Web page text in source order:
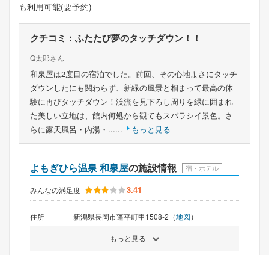
も利用可能(要予約)
クチコミ：ふたたび夢のタッチダウン！！
Q太郎さん
和泉屋は2度目の宿泊でした。前回、その心地よさにタッチ
ダウンしたにも関わらず、新緑の風景と相まって最高の体
験に再びタッチダウン！渓流を見下ろし周りを緑に囲まれ
た美しい立地は、館内何処から観てもスバラシイ景色。さ
らに露天風呂・内湯・......
もっと見る
よもぎひら温泉 和泉屋の施設情報 宿・ホテル
みんなの満足度 3.41
住所 新潟県長岡市蓬平町甲1508-2（地図）
もっと見る